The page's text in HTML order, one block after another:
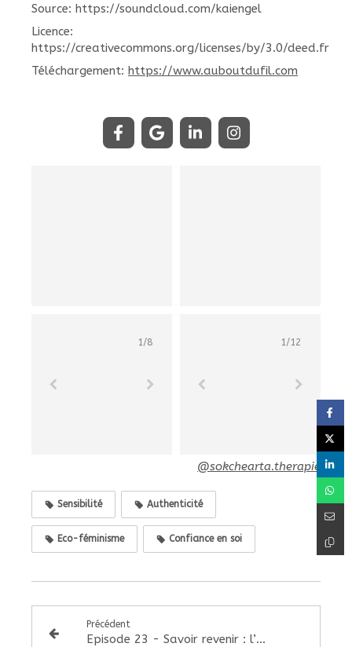
Source: https://soundcloud.com/kaiengel
Licence:
https://creativecommons.org/licenses/by/3.0/deed.fr
Téléchargement: https://www.auboutdufil.com
1/8 1/12
@sokchearta.therapie
Sensibilité Authenticité
Eco-féminisme Confiance en soi
Précédent
Episode 23 - Savoir revenir : l’art d’honorer les pauses